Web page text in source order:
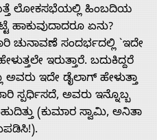
ಲೋಕಸಭೆಯಲ್ಲಿ ಹಿಂಬದಿಯ
ಹಾಕುವುದಾದರೂ ಏನು?
ಚುನಾವಣೆ ಸಂದರ್ಭದಲ್ಲಿ `ಇದೇ
ಇರುತ್ತಾರೆ. ಬದುಕಿದ್ದರೆ
ಇದೇ ಡೈಲಾಗ್ ಹೇಳುತ್ತಾ
ಸ್ಪರ್ಧಿಸದೆ, ಅವರು ಇನ್ನೊಬ್ಬ
(ಕುಮಾರ ಸ್ವಾಮಿ, ಅನಿತಾ